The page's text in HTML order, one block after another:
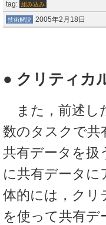
tag: 組み込み
技術解説 2005年2月18日
● クリティカ
また，前述し
数のタスクで共
共有データを扱
に共有データ
体的には，クリ
を使って共有